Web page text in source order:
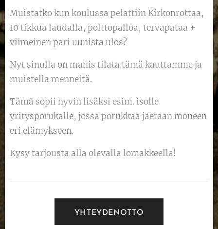
Muistatko kun koulussa pelattiin Kirkonrottaa,
10 tikkua laudalla, polttopalloa, tervapataa +
viimeinen pari uunista ulos?
Nyt sinulla on mahis tilata tämä kauttamme ja
muistella menneitä.
Tämä sopii hyvin lisäksi esim. isolle
yritysporukalle, jossa porukkaa jaetaan moneen
eri elämykseen.
Kysy tarjousta alla olevalla lomakkeella!
YHTEYDENOTTO